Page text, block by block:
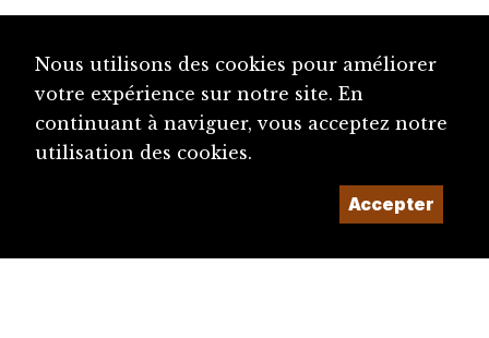
Nous utilisons des cookies pour améliorer
votre expérience sur notre site. En
continuant à naviguer, vous acceptez notre
utilisation des cookies.
Accepter